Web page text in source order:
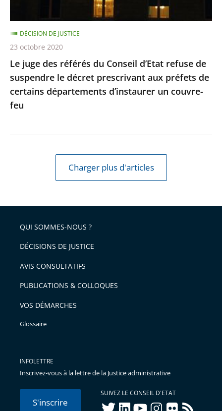
suspendre
le
décret
prescrivant
aux
préfets
de
Le juge des référés du Conseil d’Etat refuse de
suspendre le décret prescrivant aux préfets de
certains départements d’instaurer un couvre-
feu
DÉCISION DE JUSTICE
23 octobre 2020
Charger plus d'articles
QUI SOMMES-NOUS ?
DÉCISIONS DE JUSTICE
AVIS CONSULTATIFS
PUBLICATIONS & COLLOQUES
VOS DÉMARCHES
Glossaire
INFOLETTRE
Inscrivez-vous à la lettre de la Justice administrative
S'inscrire
SUIVEZ LE CONSEIL D'ETAT
twitterlinkedInyoutubeinstagram
flickr rss